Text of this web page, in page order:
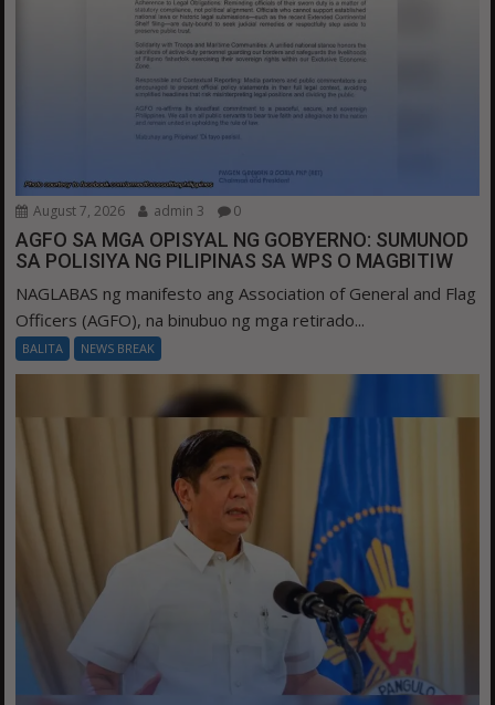
August 7, 2026 admin 3 0
AGFO SA MGA OPISYAL NG GOBYERNO: SUMUNOD
SA POLISIYA NG PILIPINAS SA WPS O MAGBITIW
NAGLABAS ng manifesto ang Association of General and Flag
Officers (AGFO), na binubuo ng mga retirado...
BALITA NEWS BREAK